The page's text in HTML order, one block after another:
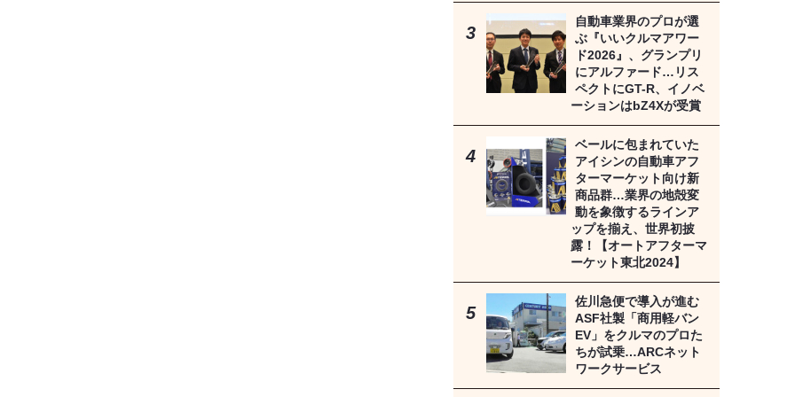
自動車業界のプロが選
ぶ『いいクルマアワー
ド2026』、グランプリ
にアルファード…リス
ペクトにGT-R、イノベ
ーションはbZ4Xが受賞
ベールに包まれていた
アイシンの自動車アフ
ターマーケット向け新
商品群…業界の地殻変
動を象徴するラインア
ップを揃え、世界初披
露！【オートアフターマ
ーケット東北2024】
佐川急便で導入が進む
ASF社製「商用軽バン
EV」をクルマのプロた
ちが試乗…ARCネット
ワークサービス